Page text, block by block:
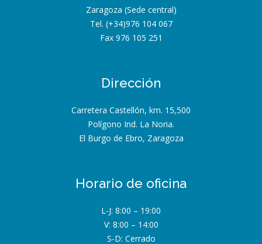
Zaragoza (Sede central)
Tel. (+34)976 104 067
Fax 976 105 251
Dirección
Carretera Castellón, km. 15,500
Polígono Ind. La Noria.
El Burgo de Ebro, Zaragoza
Horario de oficina
L-J: 8:00 – 19:00
V: 8:00 – 14:00
S-D: Cerrado